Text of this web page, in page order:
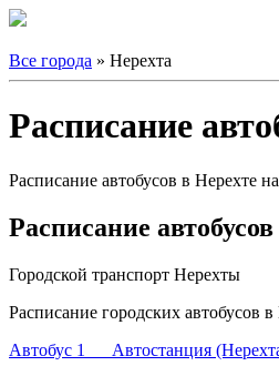
Все города » Нерехта
Расписание
Расписание автобусов в Нерехте
Расписание
Городской транспорт Нерехты
Расписание городских автобусов в
Автобус 1 Автостанция